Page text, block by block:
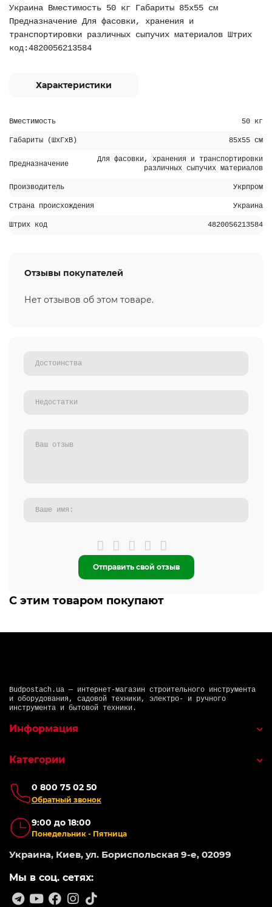
Украина Вместимость 50 кг Габариты 85х55 см
Предназначение Для фасовки, хранения и
транспортировки различных сыпучих материалов Штрих
код:4820056213584
Характеристики
Вместимость 50 кг
Габариты (ШхГхВ) 85х55 см
Предназначение
Для фасовки, хранения и транспортировки
различных сыпучих материалов
Производитель Укрпром
Страна происхождения Украина
Штрих код 4820056213584
Отзывы покупателей
Нет отзывов об этом товаре.
Отправить свой отзыв
С этим товаром покупают
Budpostach.ua — интернет-магазин строительного инструмента
и оборудования, садовой техники, электро- и ручного
инструмента и бытовой техники.
0 800 75 02 50
Обратный звонок
9:00 до 18:00
Понедельник - Пятница
Украина, Киев, ул. Бориспольская 9-е, 02099
Мы в соц. сетях:
Информация
Категории